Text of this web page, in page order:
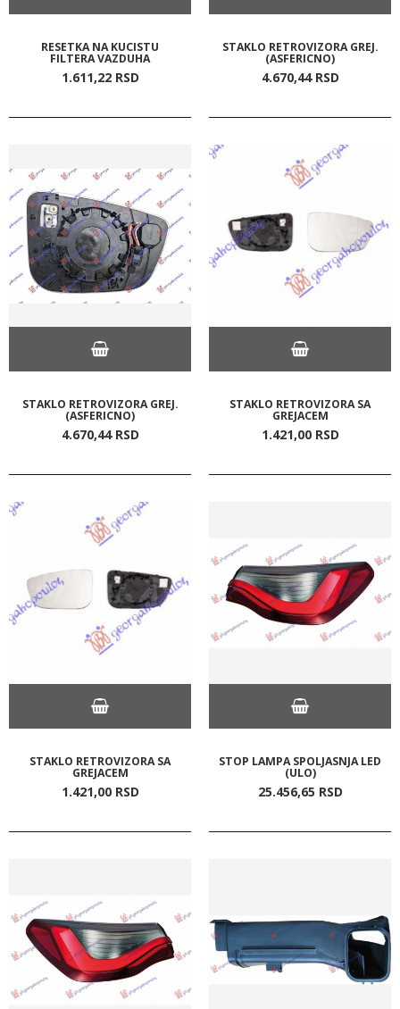
RESETKA NA KUCISTU
FILTERA VAZDUHA
1.611,22 RSD
STAKLO RETROVIZORA GREJ.
(ASFERICNO)
4.670,44 RSD
STAKLO RETROVIZORA GREJ.
(ASFERICNO)
4.670,44 RSD
STAKLO RETROVIZORA SA
GREJACEM
1.421,00 RSD
STAKLO RETROVIZORA SA
GREJACEM
1.421,00 RSD
STOP LAMPA SPOLJASNJA LED
(ULO)
25.456,65 RSD